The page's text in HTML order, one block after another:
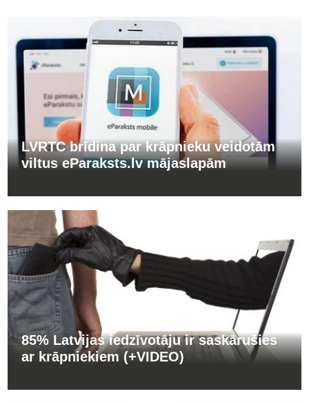
LVRTC brīdina par krāpnieku veidotām
viltus eParaksts.lv mājaslapām
85% Latvijas iedzīvotāju ir saskārušies
ar krāpniekiem (+VIDEO)